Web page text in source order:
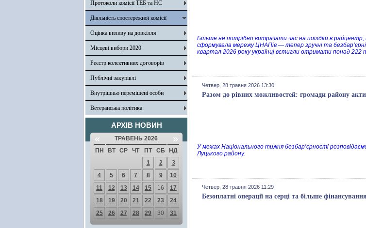
Протоколи комісії ТЕБ та НС
Діяльність спостережної комісії
Оцінка впливу на довкілля
Місцеві вибори 2020
Реєстр колективних договорів
Публічні закупівлі
Внутрішньо переміщені особи
Ветеранська політика
АРХІВ НОВИН
« ТРАВЕНЬ 2026 »
ПН ВТ СР ЧТ ПТ СБ
НД
1
2
3
4
5 6 7 8 9
10
11
12 13 14 15 16
17
18
19 20 21 22 23
24
25
26 27 28 29 30 31
Більше не потрібно витрачати час на поїздки в
сформувала мережу ЦНАПів — тепер зручні та
квартал 2026 року українці встигли отримати понад 222
Четвер, 28 травня 2026 13:30
Разом до рівних можливостей: громади району
У межах Національного тижня безбар’єрності
Луцького району.
Четвер, 28 травня 2026 11:29
Безоплатні операції на серці та більше